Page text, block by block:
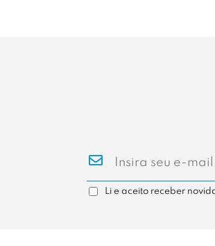
Li e aceito receber